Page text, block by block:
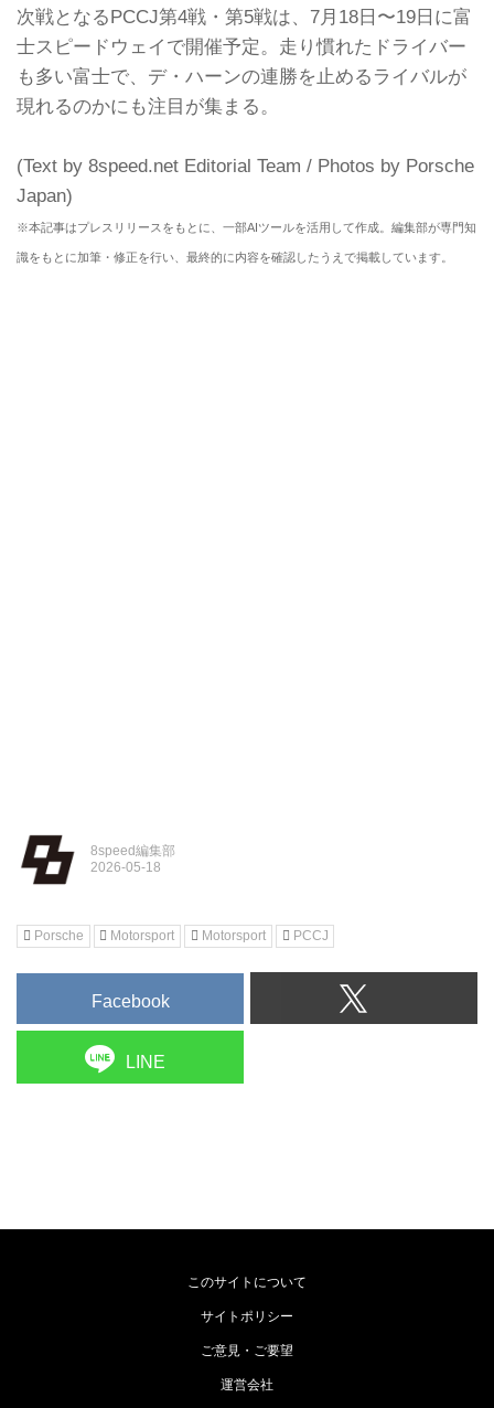
次戦となるPCCJ第4戦・第5戦は、7月18日〜19日に富
士スピードウェイで開催予定。走り慣れたドライバー
も多い富士で、デ・ハーンの連勝を止めるライバルが
現れるのかにも注目が集まる。
(Text by 8speed.net Editorial Team / Photos by Porsche
Japan)
※本記事はプレスリリースをもとに、一部AIツールを活用して作成。編集部が専門知
識をもとに加筆・修正を行い、最終的に内容を確認したうえで掲載しています。
8speed編集部
Porsche Motorsport Motorsport PCCJ
Facebook
LINE
このサイトについて
サイトポリシー
ご意見・ご要望
運営会社